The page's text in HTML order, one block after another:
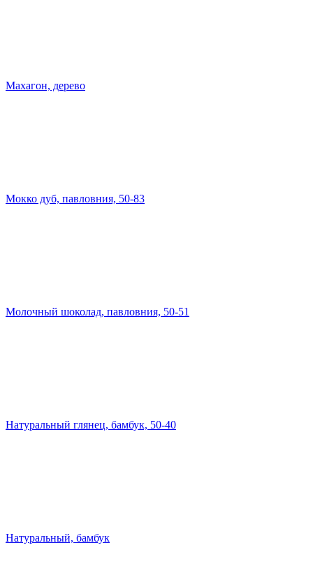
Махагон, дерево
Мокко дуб, павловния, 50-83
Молочный шоколад, павловния, 50-51
Натуральный глянец, бамбук, 50-40
Натуральный, бамбук